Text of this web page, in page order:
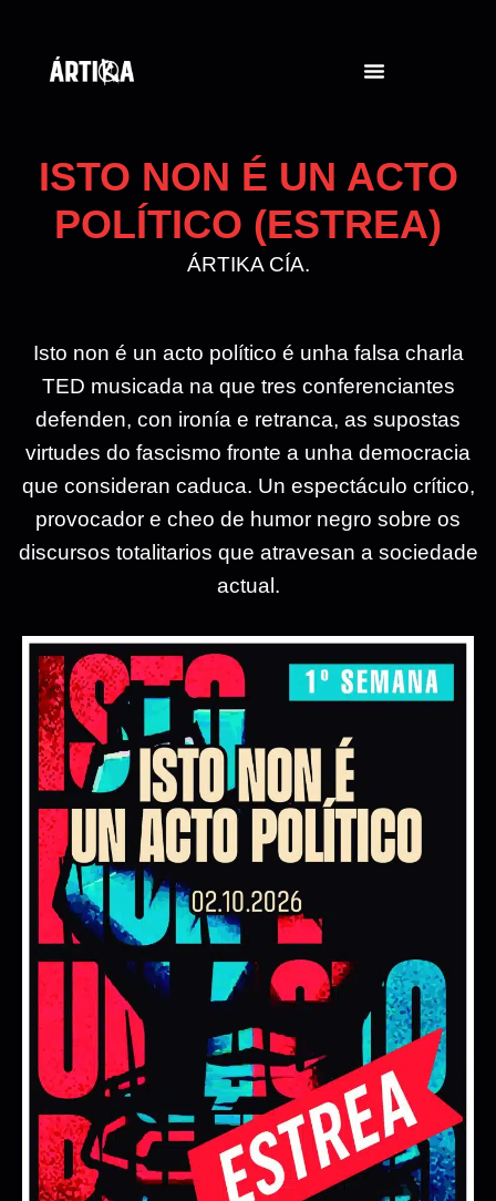
ISTO NON É UN ACTO
POLÍTICO (ESTREA)
ÁRTIKA CÍA.
Isto non é un acto político é unha falsa charla
TED musicada na que tres conferenciantes
defenden, con ironía e retranca, as supostas
virtudes do fascismo fronte a unha democracia
que consideran caduca. Un espectáculo crítico,
provocador e cheo de humor negro sobre os
discursos totalitarios que atravesan a sociedade
actual.